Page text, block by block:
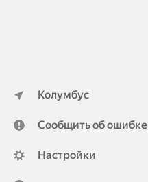
Колумбус
Сообщить об ошибке
Настройки